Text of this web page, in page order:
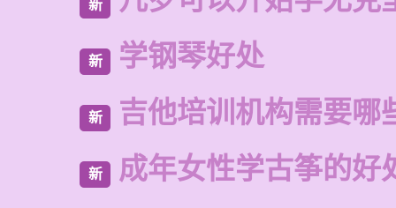
新
新 学钢琴好处
新 吉他培训机构需要哪
新 成年女性学古筝的好